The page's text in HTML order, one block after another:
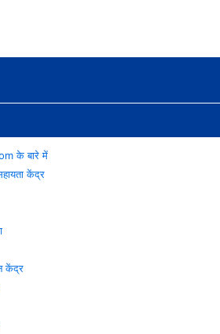
के बारे में
केंद्र
केंद्र